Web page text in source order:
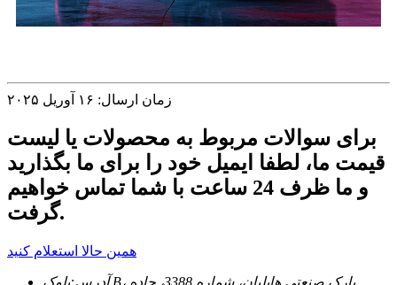
زمان ارسال: ۱۶ آوریل ۲۰۲۵
برای سوالات مربوط به محصولات یا لیست
قیمت ما، لطفا ایمیل خود را برای ما بگذارید
و ما ظرف 24 ساعت با شما تماس خواهیم
گرفت.
همین حالا استعلام کنید
آدرس:بلوک B، پارک صنعتی هایلیان، شماره 3388، جاده